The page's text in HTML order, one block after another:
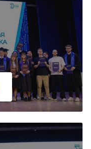
данных и
университета
рынка.